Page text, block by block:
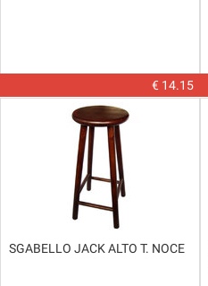
€ 14.15
SGABELLO JACK ALTO T. NOCE